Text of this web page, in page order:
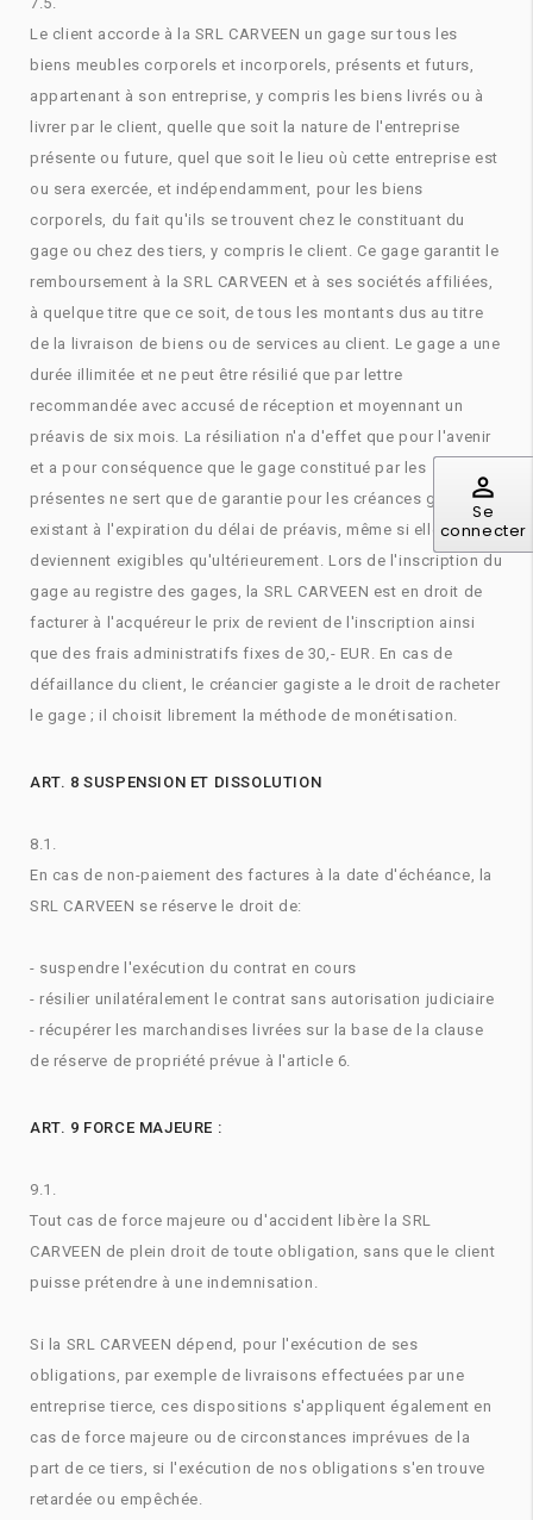
perm_identity
Se
connecter
Le client accorde à la SRL CARVEEN un gage sur tous les
biens meubles corporels et incorporels, présents et futurs,
appartenant à son entreprise, y compris les biens livrés ou à
livrer par le client, quelle que soit la nature de l'entreprise
présente ou future, quel que soit le lieu où cette entreprise est
ou sera exercée, et indépendamment, pour les biens
corporels, du fait qu'ils se trouvent chez le constituant du
gage ou chez des tiers, y compris le client. Ce gage garantit le
remboursement à la SRL CARVEEN et à ses sociétés affiliées,
à quelque titre que ce soit, de tous les montants dus au titre
de la livraison de biens ou de services au client. Le gage a une
durée illimitée et ne peut être résilié que par lettre
recommandée avec accusé de réception et moyennant un
préavis de six mois. La résiliation n'a d'effet que pour l'avenir
et a pour conséquence que le gage constitué par les
présentes ne sert que de garantie pour les créances garanties
existant à l'expiration du délai de préavis, même si elles ne
deviennent exigibles qu'ultérieurement. Lors de l'inscription du
gage au registre des gages, la SRL CARVEEN est en droit de
facturer à l'acquéreur le prix de revient de l'inscription ainsi
que des frais administratifs fixes de 30,- EUR. En cas de
défaillance du client, le créancier gagiste a le droit de racheter
le gage ; il choisit librement la méthode de monétisation.
ART. 8 SUSPENSION ET DISSOLUTION
8.1.
En cas de non-paiement des factures à la date d'échéance, la
SRL CARVEEN se réserve le droit de:
- suspendre l'exécution du contrat en cours
- résilier unilatéralement le contrat sans autorisation judiciaire
- récupérer les marchandises livrées sur la base de la clause
de réserve de propriété prévue à l'article 6.
ART. 9 FORCE MAJEURE :
9.1.
Tout cas de force majeure ou d'accident libère la SRL
CARVEEN de plein droit de toute obligation, sans que le client
puisse prétendre à une indemnisation.
Si la SRL CARVEEN dépend, pour l'exécution de ses
obligations, par exemple de livraisons effectuées par une
entreprise tierce, ces dispositions s'appliquent également en
cas de force majeure ou de circonstances imprévues de la
part de ce tiers, si l'exécution de nos obligations s'en trouve
retardée ou empêchée.